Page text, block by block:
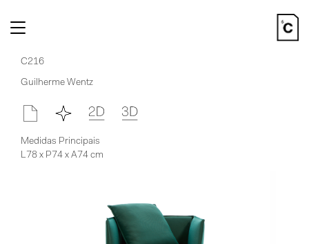
Toggle
C216
Guilherme Wentz
Medidas Principais
L78 x P74 x A74 cm